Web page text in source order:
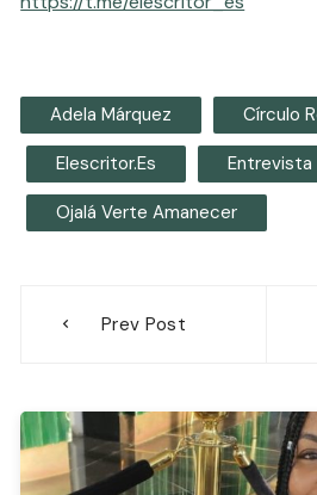
Adela Márquez Círculo
Elescritor.es Entrevista
Ojalá Verte Amanecer
Prev Post